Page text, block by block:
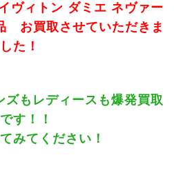
ヴィトン ダミエ ネヴァー
お買取させていただきま
した！
ズもレディースも爆発買取
す！！
みてください！